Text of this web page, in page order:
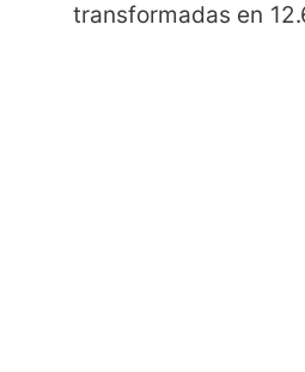
transformadas en